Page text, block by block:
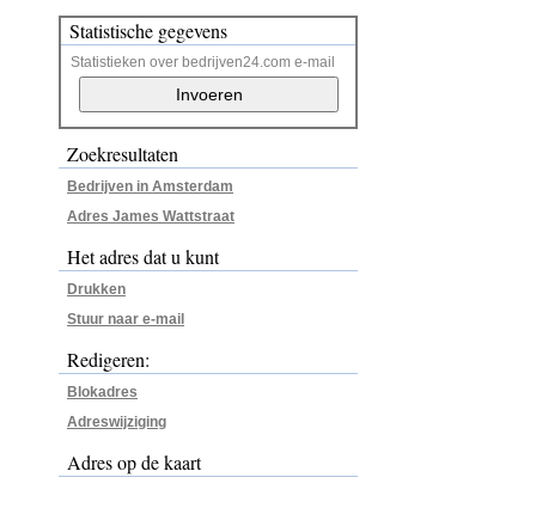
Statistische gegevens
Statistieken over bedrijven24.com e-mail
Zoekresultaten
Bedrijven in Amsterdam
Adres James Wattstraat
Het adres dat u kunt
Drukken
Stuur naar e-mail
Redigeren:
Blokadres
Adreswijziging
Adres op de kaart